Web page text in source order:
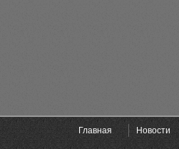
Главная Новости